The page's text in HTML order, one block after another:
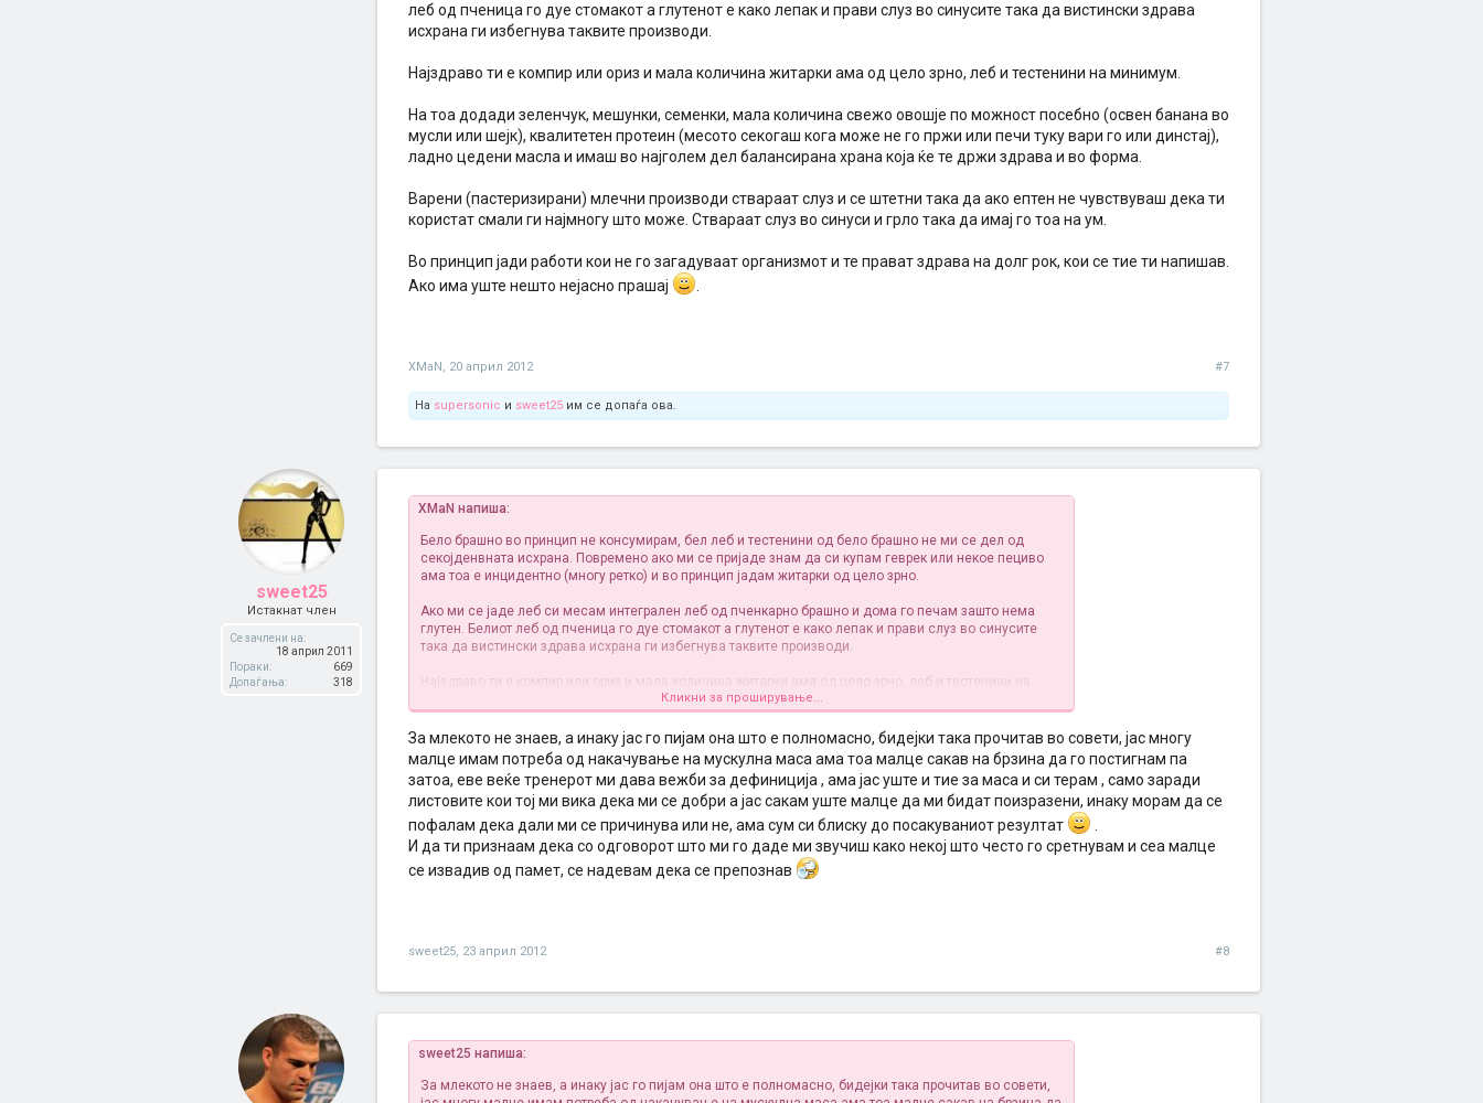
леб од пченица го дуе стомакот а глутенот е како лепак и прави слуз во синусите така да вистински здрава
исхрана ги избегнува таквите производи.
Најздраво ти е компир или ориз и мала количина житарки ама од цело зрно, леб и тестенини на минимум.
На тоа додади зеленчук, мешунки, семенки, мала количина свежо овошје по можност посебно (освен банана во
мусли или шејк), квалитетен протеин (месото секогаш кога може не го пржи или печи туку вари го или динстај),
ладно цедени масла и имаш во најголем дел балансирана храна која ќе те држи здрава и во форма.
Варени (пастеризирани) млечни производи ствараат слуз и се штетни така да ако ептен не чувствуваш дека ти
користат смали ги најмногу што може. Ствараат слуз во синуси и грло така да имај го тоа на ум.
Во принцип јади работи кои не го загадуваат организмот и те прават здрава на долг рок, кои се тие ти напишав.
Ако има уште нешто нејасно прашај
XMaN, 20 април 2012 #7
На supersonic и sweet25 им се допаѓа ова.
sweet25
Истакнат член
Се зачлени на:
18 април 2011
Пораки:
669
Допаѓања:
318
XMaN напиша:
Бело брашно во принцип не консумирам, бел леб и тестенини од бело брашно не ми се дел од
секојденвната исхрана. Повремено ако ми се пријаде знам да си купам геврек или некое пециво
ама тоа е инцидентно (многу ретко) и во принцип јадам житарки од цело зрно.
Ако ми се јаде леб си месам интегрален леб од пченкарно брашно и дома го печам зашто нема
глутен. Белиот леб од пченица го дуе стомакот а глутенот е како лепак и прави слуз во синусите
така да вистински здрава исхрана ги избегнува таквите производи.
Најздраво ти е компир или ориз и мала количина житарки ама од цело зрно, леб и тестенини на
На тоа додади зеленчук, мешунки, семенки, мала количина свежо овошје по можност посебно
(освен банана во мусли или шејк), квалитетен протеин (месото секогаш кога може не го пржи или
печи туку вари го или динстај), ладно цедени масла и имаш во најголем дел балансирана храна
која ќе те држи здрава и во форма.
Варени (пастеризирани) млечни производи ствараат слуз и се штетни така да ако ептен не
чувствуваш дека ти користат смали ги најмногу што може. Ствараат слуз во синуси и грло така да
имај го тоа на ум.
Кликни за проширување...
За млекото не знаев, а инаку јас го пијам она што е полномасно, бидејки така прочитав во совети, јас многу
малце имам потреба од накачување на мускулна маса ама тоа малце сакав на брзина да го постигнам па
затоа, еве веќе тренерот ми дава вежби за дефиниција , ама јас уште и тие за маса и си терам , само заради
листовите кои тој ми вика дека ми се добри а јас сакам уште малце да ми бидат поизразени, инаку морам да се
пофалам дека дали ми се причинува или не, ама сум си блиску до посакуваниот резултат
И да ти признаам дека со одговорот што ми го даде ми звучиш како некој што често го сретнувам и сеа малце
се извадив од памет, се надевам дека се препознав
sweet25, 23 април 2012 #8
sweet25 напиша:
За млекото не знаев, а инаку јас го пијам она што е полномасно, бидејки така прочитав во совети,